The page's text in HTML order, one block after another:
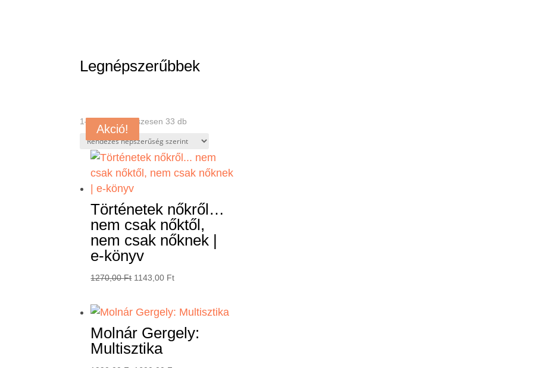
Legnépszerűbbek
1–8 termék, összesen 33 db
by
popularity
Akció!
Történetek nőkről…
nem csak nőktől,
nem csak nőknek |
e-könyv
1270,00Ft Original
was:
1143,00 FtCurrent
is:
Akció!
Molnár Gergely:
Multisztika
Akció!
Akció!
Akció!
Akció!
Akció!